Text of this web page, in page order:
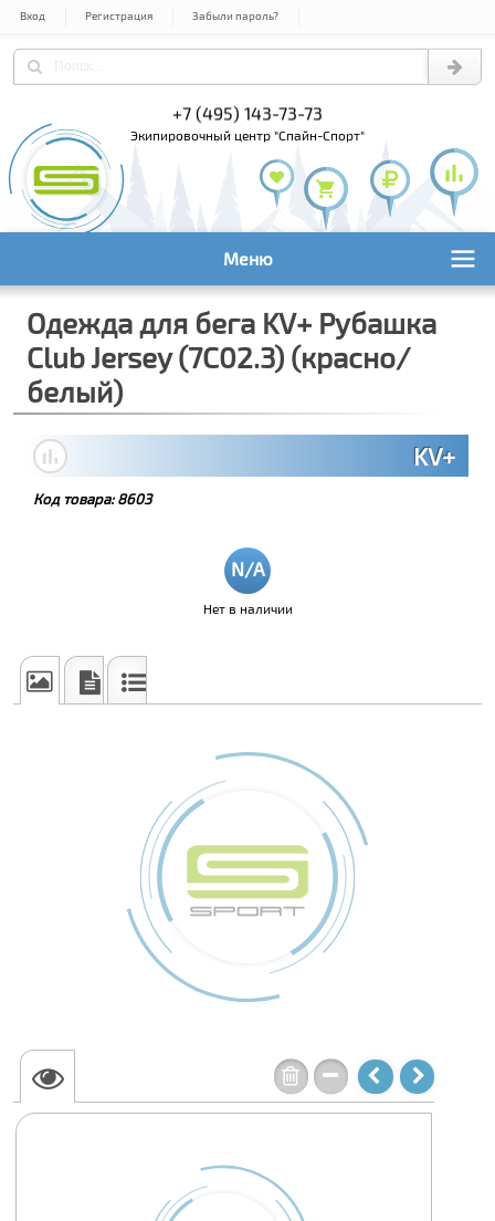
Вход Регистрация Забыли пароль?
+7 (495) 143-73-73
экипировочный центр "Спайн-Спорт"
Меню
Одежда для бега KV+ Рубашка
Club Jersey (7C02.3) (красно/
белый)
KV+
Код товара: 8603
Нет в наличии